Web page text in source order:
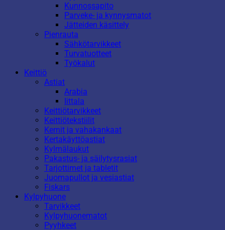
Kunnossapito
Parveke- ja kynnysmatot
Jätteiden käsittely
Pienrauta
Sähkötarvikkeet
Turvatuotteet
Työkalut
Keittiö
Astiat
Arabia
Iittala
Keittiötarvikkeet
Keittiötekstiilit
Kernit ja vahakankaat
Kertakäyttöastiat
Kylmälaukut
Pakastus- ja säilytysrasiat
Tarjottimet ja tabletit
Juomapullot ja vesiastiat
Fiskars
Kylpyhuone
Tarvikkeet
Kylpyhuonematot
Pyyhkeet